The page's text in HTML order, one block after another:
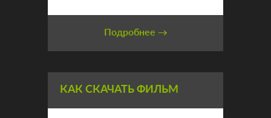
Подробнее →
КАК СКАЧАТЬ ФИЛЬМ